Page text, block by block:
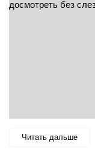
Читать дальше